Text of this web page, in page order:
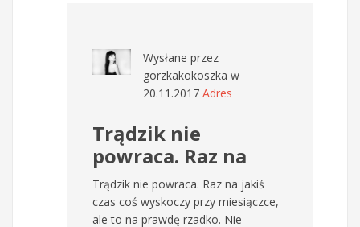
Wysłane przez
gorzkakokoszka w
20.11.2017 Adres
Trądzik nie
powraca. Raz na
Trądzik nie powraca. Raz na jakiś
czas coś wyskoczy przy miesiączce,
ale to na prawdę rzadko. Nie